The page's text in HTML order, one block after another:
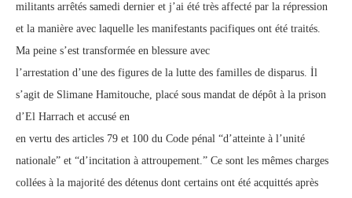
militants arrêtés samedi dernier et j’ai été très affecté par la répression
et la manière avec laquelle les manifestants pacifiques ont été traités.
Ma peine s’est transformée en blessure avec
l’arrestation d’une des figures de la lutte des familles de disparus. İl
s’agit de Slimane Hamitouche, placé sous mandat de dépôt à la prison
d’El Harrach et accusé en
en vertu des articles 79 et 100 du Code pénal “d’atteinte à l’unité
nationale” et “d’incitation à attroupement.” Ce sont les mêmes charges
collées à la majorité des détenus dont certains ont été acquittés après